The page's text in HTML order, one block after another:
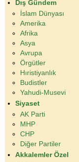
Dış Gündem
İslam Dünyası
Amerika
Afrika
Asya
Avrupa
Örgütler
Hıristiyanlık
Budistler
Yahudi-Musevi
Siyaset
AK Parti
MHP
CHP
Diğer Partiler
Akkalemler Özel